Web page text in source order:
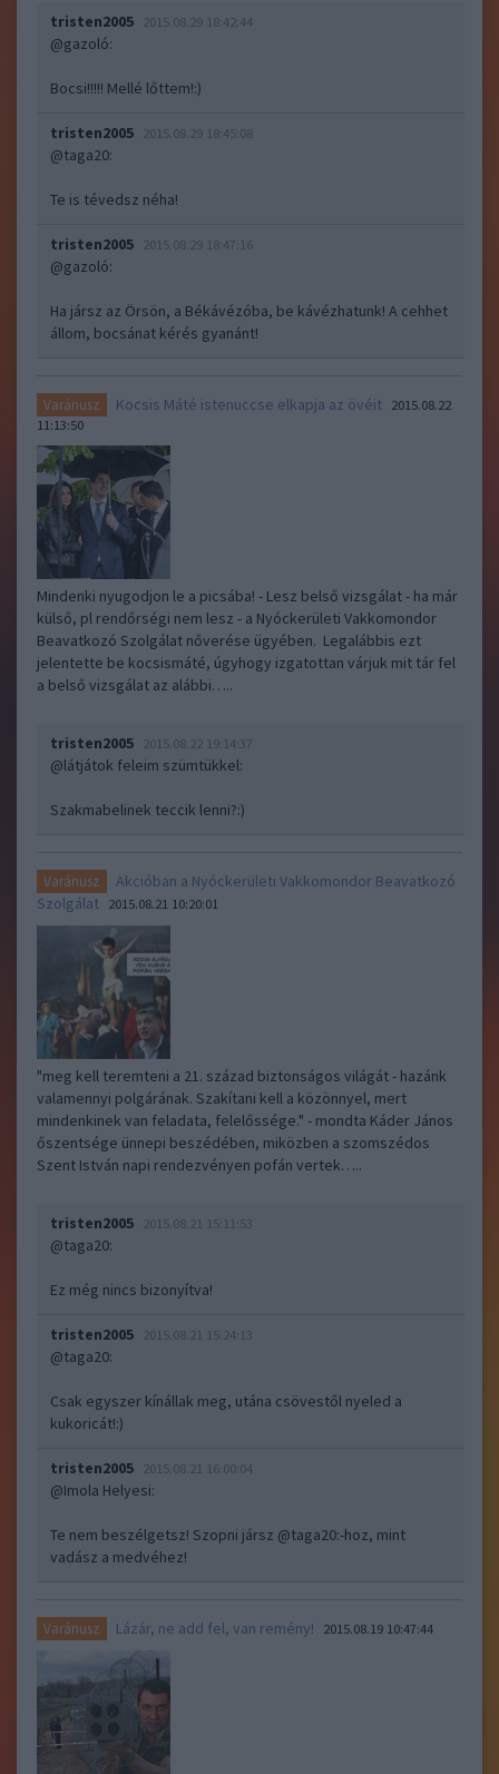
tristen2005 2015.08.29 18:42:44
@gazoló:
Bocsi!!!!! Mellé lőttem!:)
tristen2005 2015.08.29 18:45:08
@taga20:
Te is tévedsz néha!
tristen2005 2015.08.29 18:47:16
@gazoló:
Ha jársz az Örsön, a Békávézóba, be kávézhatunk! A cehhet
állom, bocsánat kérés gyanánt!
Varánusz Kocsis Máté istenuccse elkapja az övéit 2015.08.22
11:13:50
Mindenki nyugodjon le a picsába! - Lesz belső vizsgálat - ha már
külső, pl rendőrségi nem lesz - a Nyóckerületi Vakkomondor
Beavatkozó Szolgálat nőverése ügyében. Legalábbis ezt
jelentette be kocsismáté, úgyhogy izgatottan várjuk mit tár fel
a belső vizsgálat az alábbi…..
tristen2005 2015.08.22 19:14:37
@látjátok feleim szümtükkel:
Szakmabelinek teccik lenni?:)
Varánusz
Akcióban a Nyóckerületi Vakkomondor Beavatkozó
Szolgálat 2015.08.21 10:20:01
"meg kell teremteni a 21. század biztonságos világát - hazánk
valamennyi polgárának. Szakítani kell a közönnyel, mert
mindenkinek van feladata, felelőssége." - mondta Káder János
őszentsége ünnepi beszédében, miközben a szomszédos
Szent István napi rendezvényen pofán vertek…..
tristen2005 2015.08.21 15:11:53
@taga20:
Ez még nincs bizonyítva!
tristen2005 2015.08.21 15:24:13
@taga20:
Csak egyszer kínállak meg, utána csövestől nyeled a
kukoricát!:)
tristen2005 2015.08.21 16:00:04
@Imola Helyesi:
Te nem beszélgetsz! Szopni jársz @taga20:-hoz, mint
vadász a medvéhez!
Varánusz Lázár, ne add fel, van remény! 2015.08.19 10:47:44